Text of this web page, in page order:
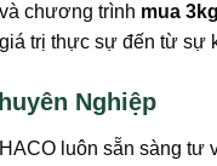
và chương trình mua
trị thực sự đến từ
Nghiệp
luôn sẵn sàng tư